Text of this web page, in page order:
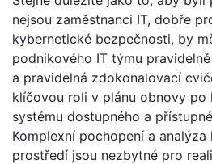
nejsou zaměstnanci IT, dobře
kybernetické bezpečnosti, by
podnikového IT týmu
a pravidelná zdokonalovací
klíčovou roli v plánu obnovy po
systému dostupného a
Komplexní pochopení a
prostředí jsou nezbytné pro